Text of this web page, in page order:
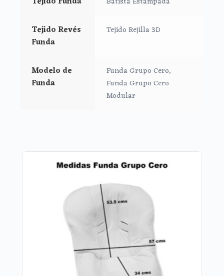
**Puedes lavar tu funda a mano o en lavadora siempre
en agua fría, jabones no abrasivos y secado al
Tejido Revés
Funda
Tejido Rejilla 3D
Modelo de
Funda
Funda Grupo Cero,
Funda Grupo Cero
Modular